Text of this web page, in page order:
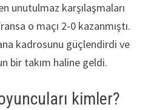
unutulmaz karşılaşmaları
o maçı 2-0 kazanmıştı.
kadrosunu güçlendirdi ve
bir takım haline geldi.
kimler?